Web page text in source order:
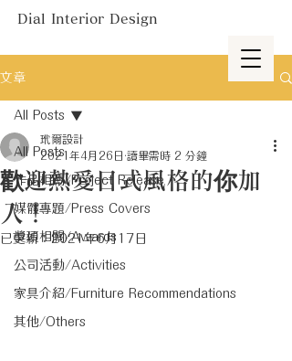
Dial Interior Design
文章
All Posts
作品相關/Project Release
媒體專題/Press Covers
獎項相關/Awards
公司活動/Activities
家具介紹/Furniture Recommendations
其他/Others
All Posts
歡迎熱愛日式風格的你加
入！
玳爾設計
2021年4月26日 讀畢需時 2 分鐘
已更新：2021年6月17日